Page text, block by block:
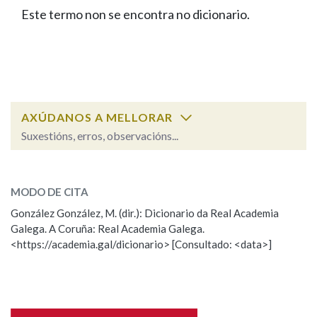
FIGURAS HOMENAXEADAS
PORTAL DAS PALABRAS
Facebook
TwitterYoutubeInstagram
Bluesky
BUSCAR NOS LEMAS
Remata por
BUSCAR NO CONTIDO
Nas definicións
Este termo non se encontra no dicionario.
AXÚDANOS A MELLORAR
Suxestións, erros, observacións...
Observación
Nome
MODO DE CITA
González González, M. (dir.): Dicionario da Real Academia
Galega. A Coruña: Real Academia Galega.
<https://academia.gal/dicionario> [Consultado: <data>]